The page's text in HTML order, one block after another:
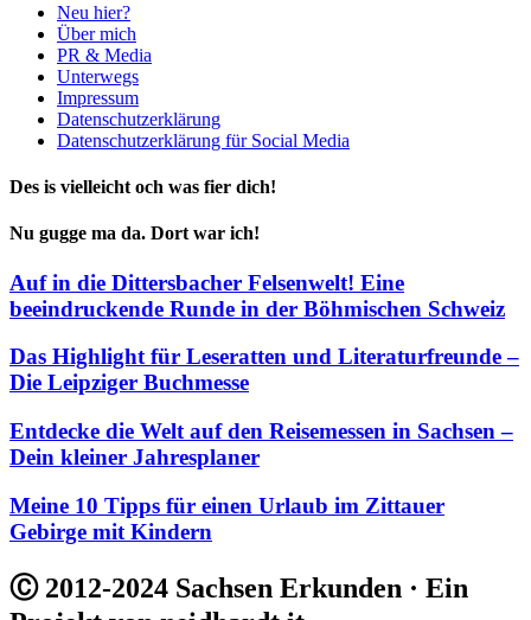
Neu hier?
Über mich
PR & Media
Unterwegs
Impressum
Datenschutzerklärung
Datenschutzerklärung für Social Media
Des is vielleicht och was fier dich!
Nu gugge ma da. Dort war ich!
Auf in die Dittersbacher Felsenwelt! Eine
beeindruckende Runde in der Böhmischen Schweiz
Das Highlight für Leseratten und Literaturfreunde –
Die Leipziger Buchmesse
Entdecke die Welt auf den Reisemessen in Sachsen –
Dein kleiner Jahresplaner
Meine 10 Tipps für einen Urlaub im Zittauer
Gebirge mit Kindern
Ⓒ 2012-2024 Sachsen Erkunden · Ein